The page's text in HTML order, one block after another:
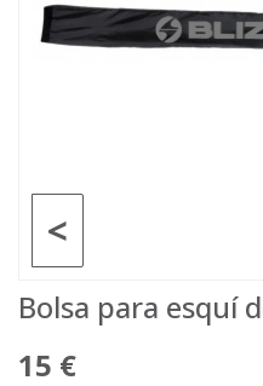
<
Bolsa para esquí
15 €